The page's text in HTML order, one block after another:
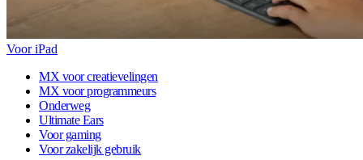
Voor iPad
MX voor creatievelingen
MX voor programmeurs
Onderweg
Ultimate Ears
Voor gaming
Voor zakelijk gebruik